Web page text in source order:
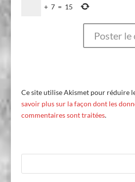
+ 7 = 15
Ce site utilise Akismet pour réduire
savoir plus sur la façon dont les
commentaires sont traitées.